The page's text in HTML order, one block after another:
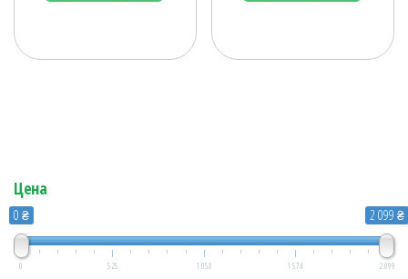
Цена
0 ₴ 2 099 ₴
0 525 1 050 1 574 2 099